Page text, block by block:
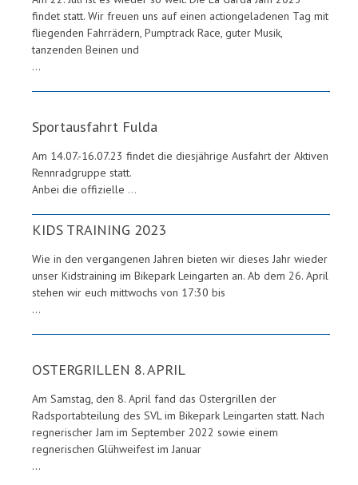
findet statt. Wir freuen uns auf einen actiongeladenen Tag mit
fliegenden Fahrrädern, Pumptrack Race, guter Musik,
tanzenden Beinen und
...
Sportausfahrt Fulda
Am 14.07.-16.07.23 findet die diesjährige Ausfahrt der Aktiven
Rennradgruppe statt.
Anbei die offizielle ...
KIDS TRAINING 2023
Wie in den vergangenen Jahren bieten wir dieses Jahr wieder
unser Kidstraining im Bikepark Leingarten an. Ab dem 26. April
stehen wir euch mittwochs von 17:30 bis
...
OSTERGRILLEN 8. APRIL
Am Samstag, den 8. April fand das Ostergrillen der
Radsportabteilung des SVL im Bikepark Leingarten statt. Nach
regnerischer Jam im September 2022 sowie einem
regnerischen Glühweifest im Januar
...